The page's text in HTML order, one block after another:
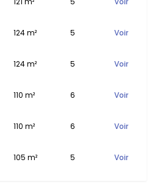
124 m² 5 Voir
124 m² 5 Voir
110 m² 6 Voir
110 m² 6 Voir
105 m² 5 Voir